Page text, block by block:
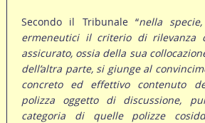
Secondo il Tribunale “nella
ermeneutici il criterio di rilevanza
assicurato, ossia della sua
dell’altra parte, si giunge al
concreto ed effettivo contenuto
polizza oggetto di discussione,
categoria di quelle polizze